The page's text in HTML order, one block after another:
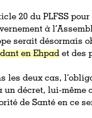
20 du PLFSS
à
serait désormais
en Ehpad et des
les deux cas,
un décret, lui-même
de Santé en ce